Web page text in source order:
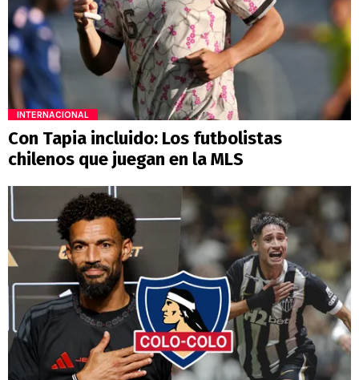
INTERNACIONAL
Con Tapia incluido: Los futbolistas
chilenos que juegan en la MLS